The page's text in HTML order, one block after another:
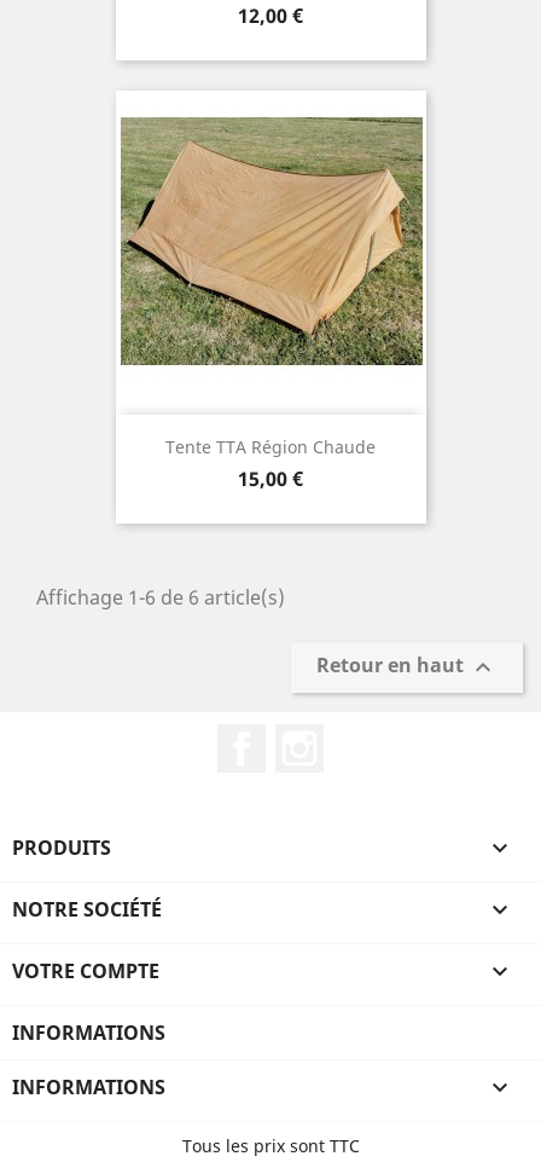
Prix
12,00 €
Tente TTA Région Chaude
Prix
15,00 €
Affichage 1-6 de 6 article(s)
Retour en haut 
PRODUITS 
NOTRE SOCIÉTÉ 
VOTRE COMPTE 
INFORMATIONS
INFORMATIONS 
Tous les prix sont TTC